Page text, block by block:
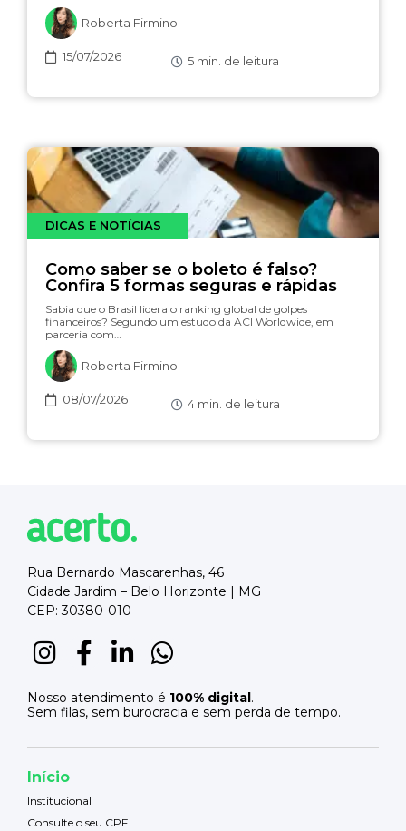
Roberta Firmino
15/07/2026 5 min. de leitura
DICAS E NOTÍCIAS
Como saber se o boleto é falso?
Confira 5 formas seguras e rápidas
Sabia que o Brasil lidera o ranking global de golpes
financeiros? Segundo um estudo da ACI Worldwide, em
parceria com…
Roberta Firmino
08/07/2026 4 min. de leitura
Rua Bernardo Mascarenhas, 46
Cidade Jardim – Belo Horizonte | MG
CEP: 30380-010
Nosso atendimento é 100% digital.
Sem filas, sem burocracia e sem perda de tempo.
Início
Institucional
Consulte o seu CPF